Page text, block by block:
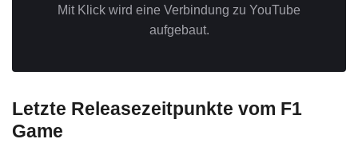
Mit Klick wird eine Verbindung zu YouTube
aufgebaut.
Letzte Releasezeitpunkte vom F1
Game